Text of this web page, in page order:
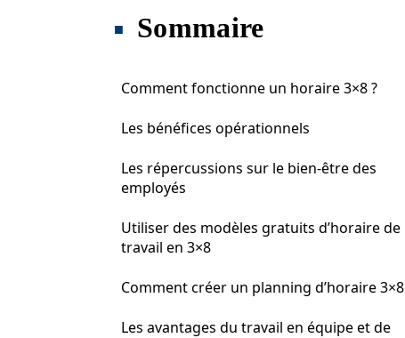
Sommaire
Comment fonctionne un horaire 3×8 ?
Les bénéfices opérationnels
Les répercussions sur le bien-être des
employés
Utiliser des modèles gratuits d’horaire de
travail en 3×8
Comment créer un planning d’horaire 3×8
Les avantages du travail en équipe et de